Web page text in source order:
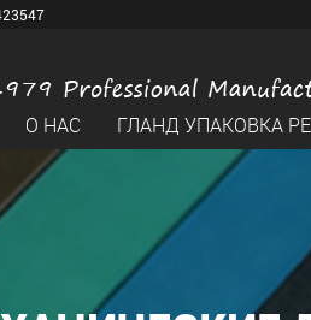
О НАС ГЛАНД УПАКОВКА